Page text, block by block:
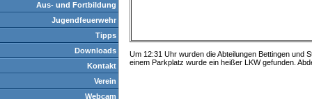
Aus- und Fortbildung
Jugendfeuerwehr
Tipps
Downloads
Kontakt
Verein
Webcam
Um 12:31 Uhr wurden die Abteilungen Bettingen und
einem Parkplatz wurde ein heißer LKW gefunden.